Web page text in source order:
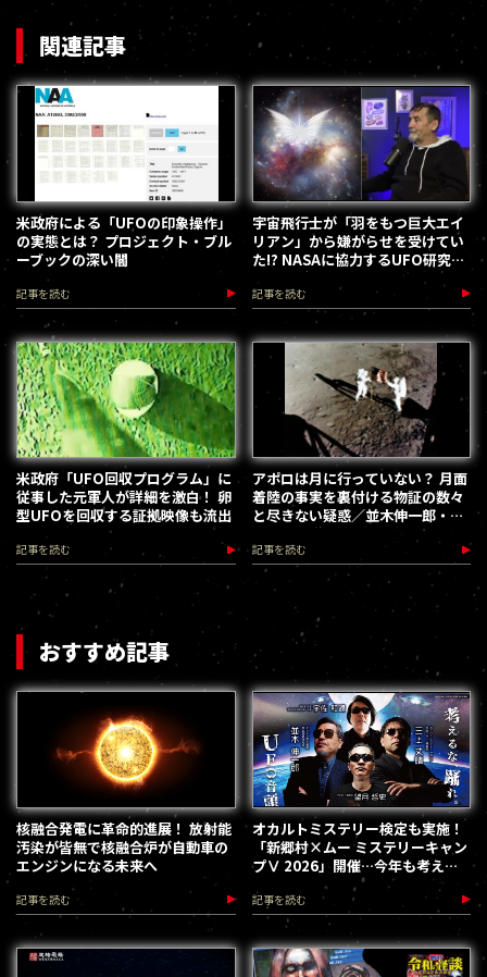
関連記事
米政府による「UFOの印象操作」
の実態とは？ プロジェクト・ブル
ーブックの深い闇
記事を読む
宇宙飛行士が「羽をもつ巨大エイ
リアン」から嫌がらせを受けてい
た!? NASAに協力するUFO研究家
の暴露が話題
記事を読む
米政府「UFO回収プログラム」に
従事した元軍人が詳細を激白！ 卵
型UFOを回収する証拠映像も流出
記事を読む
アポロは月に行っていない？ 月面
着陸の事実を裏付ける物証の数々
と尽きない疑惑／並木伸一郎・月
の都市伝説
記事を読む
おすすめ記事
核融合発電に革命的進展！ 放射能
汚染が皆無で核融合炉が自動車の
エンジンになる未来へ
記事を読む
オカルトミステリー検定も実施！
「新郷村×ムー ミステリーキャン
プⅤ 2026」開催…今年も考える
な、踊れ！（2026.9.12）
記事を読む